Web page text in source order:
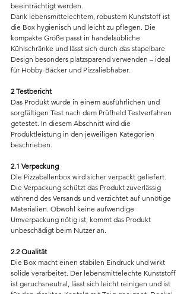
beeinträchtigt werden.
Dank lebensmittelechtem, robustem Kunststoff ist
die Box hygienisch und leicht zu pflegen. Die
kompakte Größe passt in handelsübliche
Kühlschränke und lässt sich durch das stapelbare
Design besonders platzsparend verwenden – ideal
für Hobby-Bäcker und Pizzaliebhaber.
2 Testbericht
Das Produkt wurde in einem ausführlichen und
sorgfältigen Test nach dem Prüfheld Testverfahren
getestet. In diesem Abschnitt wird die
Produktleistung in den jeweiligen Kategorien
beschrieben.
2.1 Verpackung
Die Pizzaballenbox wird sicher verpackt geliefert.
Die Verpackung schützt das Produkt zuverlässig
während des Versands und verzichtet auf unnötige
Materialien. Obwohl keine aufwendige
Umverpackung nötig ist, kommt das Produkt
unbeschädigt beim Nutzer an.
2.2 Qualität
Die Box macht einen stabilen Eindruck und wirkt
solide verarbeitet. Der lebensmittelechte Kunststoff
ist geruchsneutral, lässt sich leicht reinigen und ist